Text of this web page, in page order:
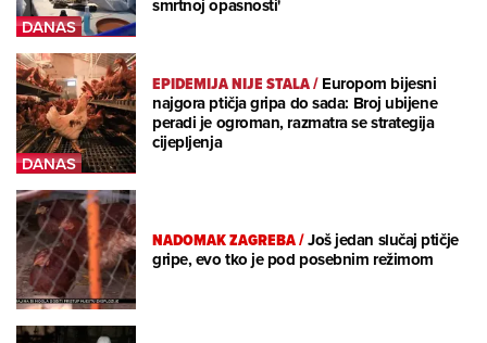
smrtnoj opasnosti'
EPIDEMIJA NIJE STALA/Europom bijesni
najgora ptičja gripa do sada: Broj ubijene
peradi je ogroman, razmatra se strategija
cijepljenja
NADOMAK ZAGREBA/Još jedan slučaj ptičje
gripe, evo tko je pod posebnim režimom